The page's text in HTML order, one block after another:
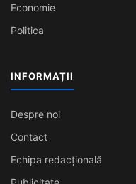
Economie
Politica
INFORMAȚII
Despre noi
Contact
Echipa redacțională